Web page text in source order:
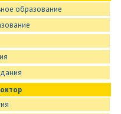
образование